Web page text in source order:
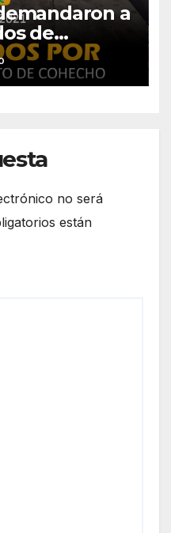
a
de
cohecho
no será
están